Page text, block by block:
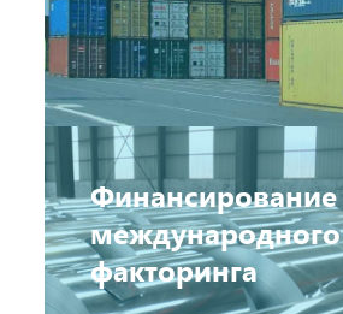
Финансирование
международного
факторинга